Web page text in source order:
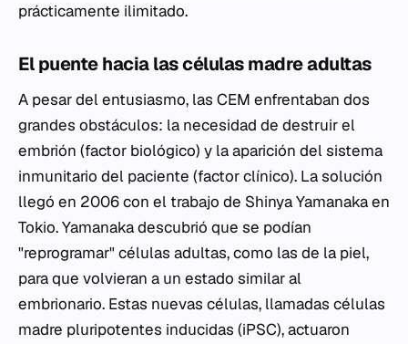
prácticamente ilimitado.
El puente hacia las células madre adultas
A pesar del entusiasmo, las CEM enfrentaban dos
grandes obstáculos: la necesidad de destruir el
embrión (factor biológico) y la aparición del sistema
inmunitario del paciente (factor clínico). La solución
llegó en 2006 con el trabajo de Shinya Yamanaka en
Tokio. Yamanaka descubrió que se podían
"reprogramar" células adultas, como las de la piel,
para que volvieran a un estado similar al
embrionario. Estas nuevas células, llamadas células
madre pluripotentes inducidas (iPSC), actuaron